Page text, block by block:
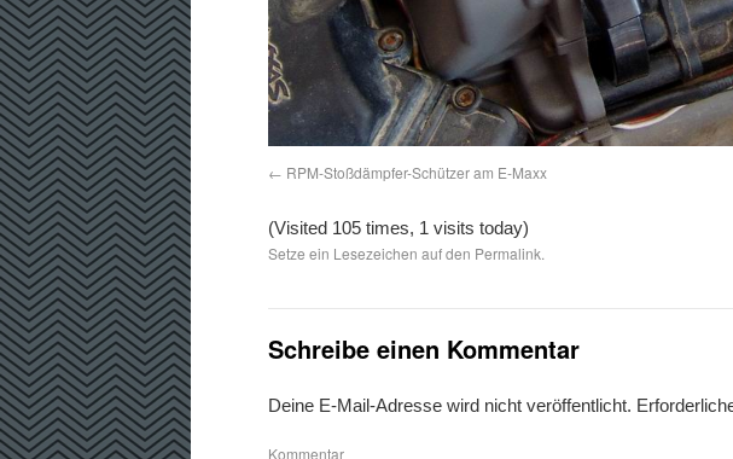
RPM-Stoßdämpfer-Schützer am E-Maxx
(Visited 105 times, 1 visits today)
Setze ein Lesezeichen auf den Permalink.
Schreibe einen Kommentar
Deine E-Mail-Adresse wird nicht veröffentlicht.
Kommentar